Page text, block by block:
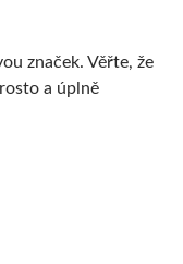
značek. Věřte, že
a úplně